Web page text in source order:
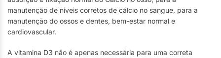
manutenção de níveis corretos de cálcio no sangue, para a
manutenção do ossos e dentes, bem-estar normal e
cardiovascular.
A vitamina D3 não é apenas necessária para uma correta